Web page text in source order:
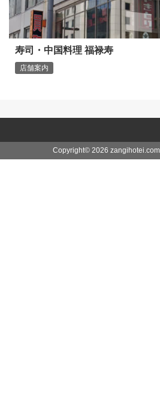
寿司・中国料理 福禄寿
店舗案内
Copyright© 2026 zangihotei.com